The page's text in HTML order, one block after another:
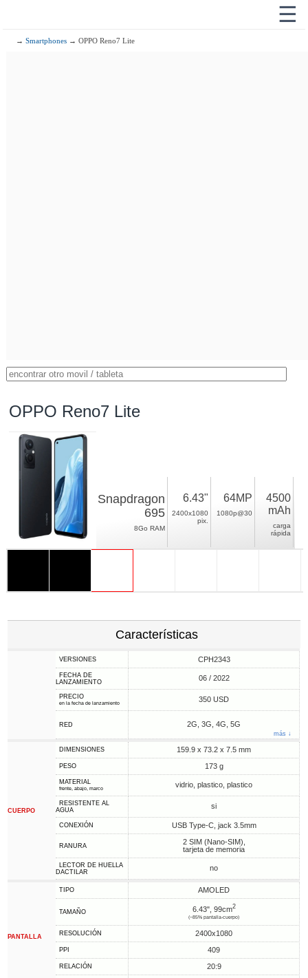
☰
→Smartphones → OPPO Reno7 Lite
OPPO Reno7 Lite
Snapdragon
695
8Go RAM
6.43"
2400x1080
pix.
64MP
1080p@30
4500
mAh
carga
rápida
Características
VERSIONES CPH2343
FECHA DE
LANZAMIENTO
06 / 2022
PRECIO
en la fecha de lanzamiento 350 USD
RED 2G, 3G, 4G, 5G
más ↓
CUERPO
DIMENSIONES 159.9 x 73.2 x 7.5 mm
PESO 173 g
MATERIAL
frente, abajo, marco vidrio, plastico, plastico
RESISTENTE AL
AGUA
si
CONEXIÓN USB Type-C, jack 3.5mm
RANURA
2 SIM (Nano-SIM),
tarjeta de memoria
LECTOR DE HUELLA
DACTILAR
no
PANTALLA
TIPO AMOLED
TAMAÑO 6.43", 99cm2
(~85% pantalla-cuerpo)
RESOLUCIÓN 2400x1080
PPI 409
RELACIÓN 20:9